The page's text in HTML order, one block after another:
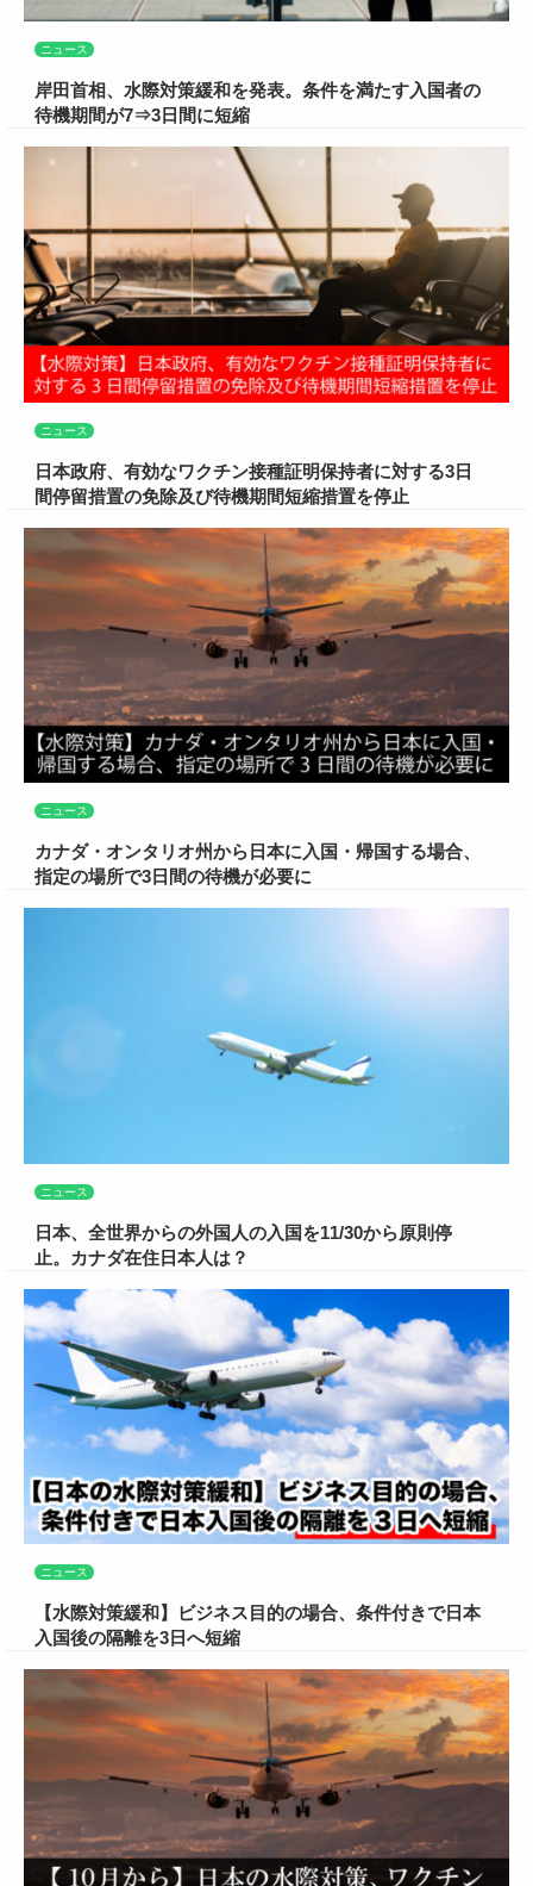
ニュース
岸田首相、水際対策緩和を発表。条件を満たす入国者の
待機期間が7⇒3日間に短縮
ニュース
日本政府、有効なワクチン接種証明保持者に対する3日
間停留措置の免除及び待機期間短縮措置を停止
ニュース
カナダ・オンタリオ州から日本に入国・帰国する場合、
指定の場所で3日間の待機が必要に
ニュース
日本、全世界からの外国人の入国を11/30から原則停
止。カナダ在住日本人は？
ニュース
【水際対策緩和】ビジネス目的の場合、条件付きで日本
入国後の隔離を3日へ短縮